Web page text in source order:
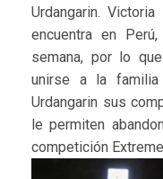
Urdangarin.
encuentra en
semana, por lo
unirse a la
Urdangarin sus
le permiten
competición